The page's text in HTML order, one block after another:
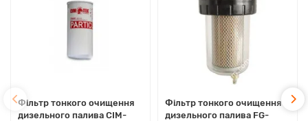
Фільтр тонкого очищення
дизельного палива CIM-
Фільтр тонкого очищення
дизельного палива FG-